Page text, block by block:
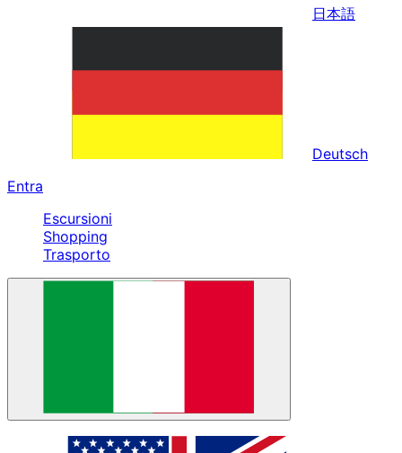
日本語
Deutsch
Entra
Escursioni
Shopping
Trasporto